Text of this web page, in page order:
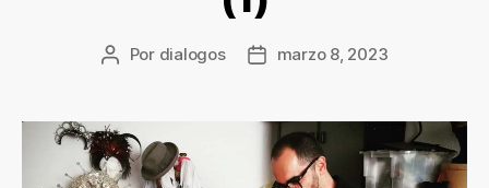
Por dialogos marzo 8, 2023